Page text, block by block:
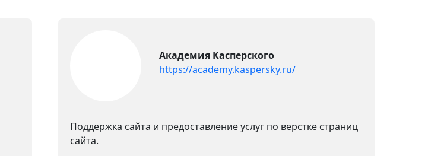
Академия Касперского
https://academy.kaspersky.ru/
Поддержка сайта и предоставление услуг по верстке страниц
сайта.